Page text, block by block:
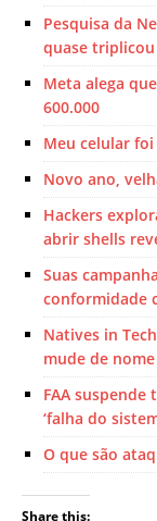
Pesquisa da
quase triplicou
Meta alega
600.000
Meu celular
Novo ano,
Hackers
abrir shells
Suas
conformidade
Natives in
mude de nome
FAA
‘falha do
O que são
Share this: